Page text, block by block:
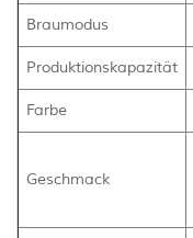
Braumodus
Produktionskapazität
Farbe
Geschmack